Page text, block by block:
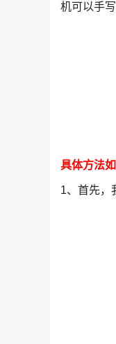
机可以手
具体方法如
1、首先，